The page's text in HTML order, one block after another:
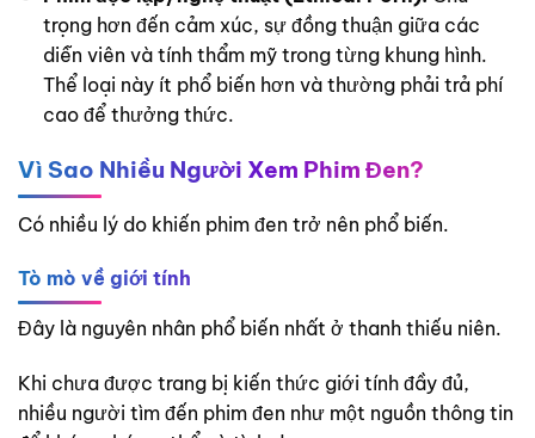
trọng hơn đến cảm xúc, sự đồng thuận giữa các
diễn viên và tính thẩm mỹ trong từng khung hình.
Thể loại này ít phổ biến hơn và thường phải trả phí
cao để thưởng thức.
Vì Sao Nhiều Người Xem Phim Đen?
Có nhiều lý do khiến phim đen trở nên phổ biến.
Tò mò về giới tính
Đây là nguyên nhân phổ biến nhất ở thanh thiếu niên.
Khi chưa được trang bị kiến thức giới tính đầy đủ,
nhiều người tìm đến phim đen như một nguồn thông tin